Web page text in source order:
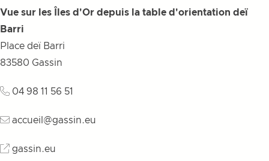
Vue sur les Îles d'Or depuis la table d'orientation deï
Barri
Place deï Barri
83580 Gassin
04 98 11 56 51
accueil@gassin.eu
gassin.eu